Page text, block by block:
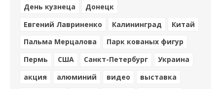
День кузнеца
Донецк
Евгений Лавриненко
Калининград
Китай
Пальма Мерцалова
Парк кованых фигур
Пермь
США Санкт-Петербург
Украина
акция
алюминий видео
выставка